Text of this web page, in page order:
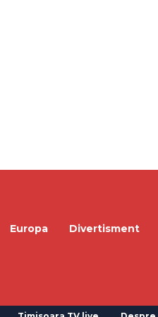
Europa Divertisment